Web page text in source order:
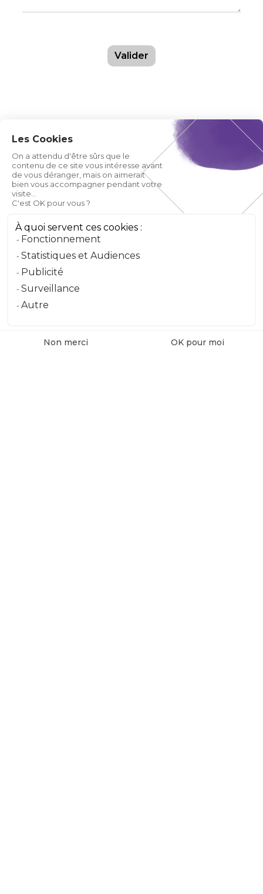
Valider
Les Cookies
On a attendu d'être sûrs que le
contenu de ce site vous intéresse avant
de vous déranger, mais on aimerait
bien vous accompagner pendant votre
visite...
C'est OK pour vous ?
À quoi servent ces cookies :
Fonctionnement
Statistiques et Audiences
Publicité
Surveillance
Autre
Non merci OK pour moi